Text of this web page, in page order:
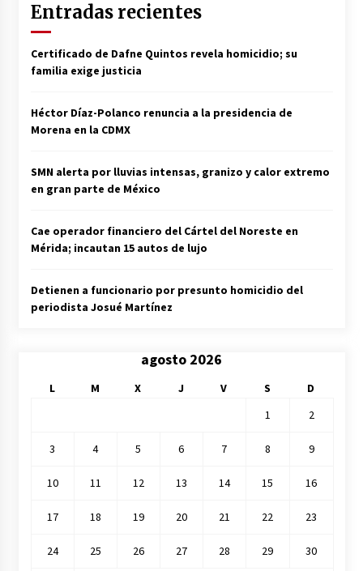
Entradas recientes
Certificado de Dafne Quintos revela homicidio; su
familia exige justicia
Héctor Díaz-Polanco renuncia a la presidencia de
Morena en la CDMX
SMN alerta por lluvias intensas, granizo y calor extremo
en gran parte de México
Cae operador financiero del Cártel del Noreste en
Mérida; incautan 15 autos de lujo
Detienen a funcionario por presunto homicidio del
periodista Josué Martínez
agosto 2026
L M X J V S
D
1
2
3 4 5 6 7 8 9
10 11 12 13 14 15 16
17 18 19 20 21 22 23
24 25 26 27 28 29 30